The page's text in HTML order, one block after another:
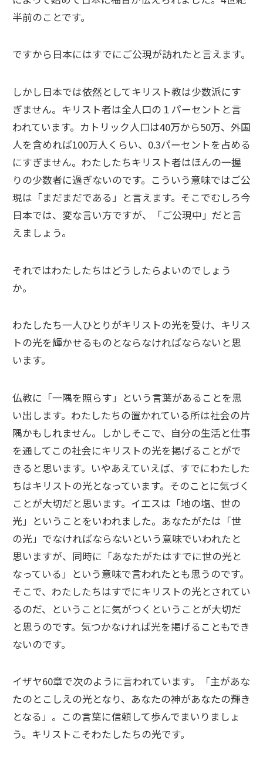
半前のことです。
ですから日本にはすでにご公現が訪れたと言えます。
しかし日本では依然としてキリスト教は少数派にす
ぎません。キリスト者は全人口の１パーセントと言
われています。カトリック人口は40万から50万、外国
人を含めれば100万人くらい、0.3パーセントを占める
にすぎません。わたしたちキリスト者はほんの一握
りの少数者に過ぎないのです。こういう意味ではご公
現は「まだまだである」と言えます。そこでむしろ今
日本では、変な言い方ですが、「ご公現中」だと言
えましょう。
それではわたしたちはどうしたらよいのでしょう
か。
わたしたち一人ひとりがキリストの光を受け、キリス
トの光を輝かせるものとならなければならないと思
います。
仏教に「一隅を照らす」という言葉があることを思
い出します。わたしたちの置かれている所は社会の片
隅かもしれません。しかしそこで、自分の生活と仕事
を通してこの社会にキリストの光を掲げることがで
きると思います。いやあえていえば、すでにわたした
ちはキリストの光となっています。そのことに気づく
ことが大切だと思います。イエスは「地の塩、世の
光」ということをいわれました。あなたがたは「世
の光」でなければならないという意味でいわれたと
思いますが、同時に「あなたがたはすでに世の光と
なっている」という意味で言われたとも思うのです。
そこで、わたしたちはすでにキリストの光とされてい
るのだ、ということに気がつくということが大切だ
と思うのです。気つかなければ光を掲げることもでき
ないのです。
イザヤ60章で次のように言われています。「主があな
たのとこしえの光となり、あなたの神があなたの輝き
となる」。この言葉に信頼して歩んでまいりましょ
う。キリストこそわたしたちの光です。